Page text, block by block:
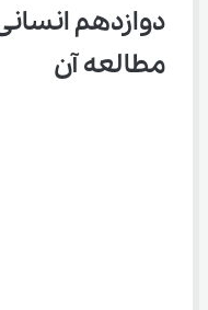
دوازدهم
مطالعه آن